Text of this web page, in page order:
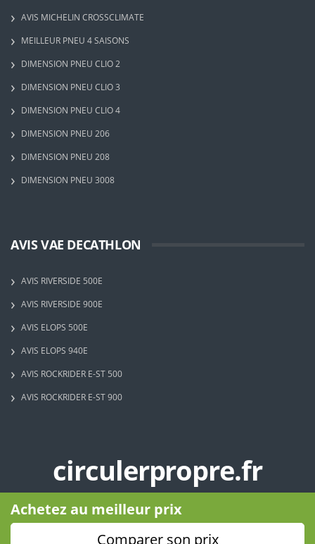
Achetez au meilleur prix
Comparer son prix
AVIS MICHELIN CROSSCLIMATE
MEILLEUR PNEU 4 SAISONS
DIMENSION PNEU CLIO 2
DIMENSION PNEU CLIO 3
DIMENSION PNEU CLIO 4
DIMENSION PNEU 206
DIMENSION PNEU 208
DIMENSION PNEU 3008
AVIS VAE DECATHLON
AVIS RIVERSIDE 500E
AVIS RIVERSIDE 900E
AVIS ELOPS 500E
AVIS ELOPS 940E
AVIS ROCKRIDER E-ST 500
AVIS ROCKRIDER E-ST 900
circulerpropre.fr
Copyright © 2023 - Circuler Propre - Tous droits réservés